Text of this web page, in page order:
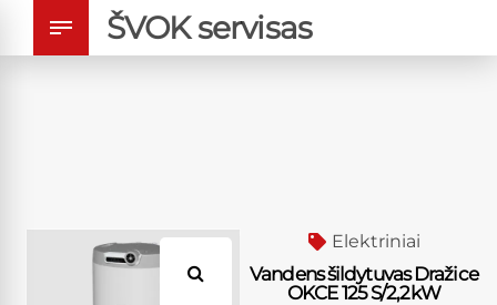
ŠVOK servisas
Elektriniai
Vandens šildytuvas Dražice
OKCE 125 S/2,2kW